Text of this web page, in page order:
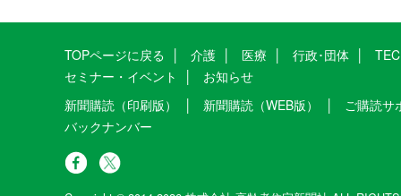
TOPページに戻る 介護 医療 行政･団体
セミナー・イベント
お知らせ
新聞購読（印刷版）
新聞購読（WEB版）
ご購読サ
バックナンバー